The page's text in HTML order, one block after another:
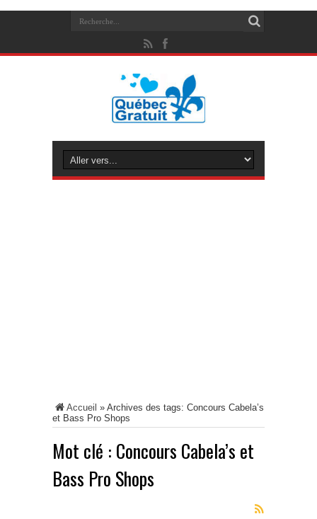
Accueil » Archives des tags: Concours Cabela’s
et Bass Pro Shops
Mot clé : Concours Cabela’s et
Bass Pro Shops